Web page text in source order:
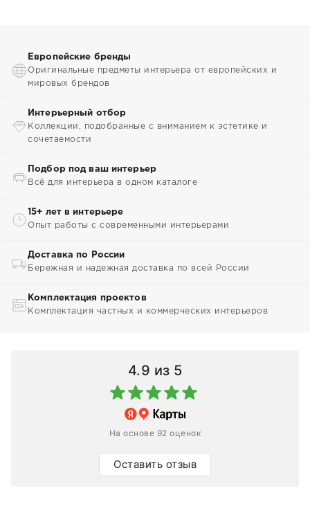
Европейские бренды
Оригинальные предметы интерьера от европейских и
мировых брендов
Интерьерный отбор
Коллекции, подобранные с вниманием к эстетике и
сочетаемости
Подбор под ваш интерьер
Всё для интерьера в одном каталоге
15+ лет в интерьере
Опыт работы с современными интерьерами
Доставка по России
Бережная и надежная доставка по всей России
Комплектация проектов
Комплектация частных и коммерческих интерьеров
4.9 из 5
На основе 92 оценок
Оставить отзыв